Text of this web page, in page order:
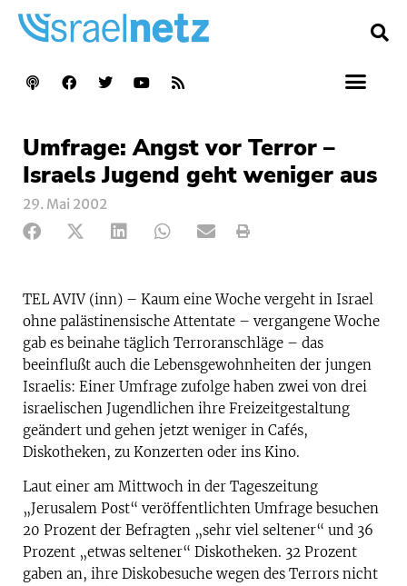
Umfrage: Angst vor Terror –
Israels Jugend geht weniger aus
29. Mai 2002
TEL AVIV (inn) – Kaum eine Woche vergeht in Israel
ohne palästinensische Attentate – vergangene Woche
gab es beinahe täglich Terroranschläge – das
beeinflußt auch die Lebensgewohnheiten der jungen
Israelis: Einer Umfrage zufolge haben zwei von drei
israelischen Jugendlichen ihre Freizeitgestaltung
geändert und gehen jetzt weniger in Cafés,
Diskotheken, zu Konzerten oder ins Kino.
Laut einer am Mittwoch in der Tageszeitung
„Jerusalem Post“ veröffentlichten Umfrage besuchen
20 Prozent der Befragten „sehr viel seltener“ und 36
Prozent „etwas seltener“ Diskotheken. 32 Prozent
gaben an, ihre Diskobesuche wegen des Terrors nicht